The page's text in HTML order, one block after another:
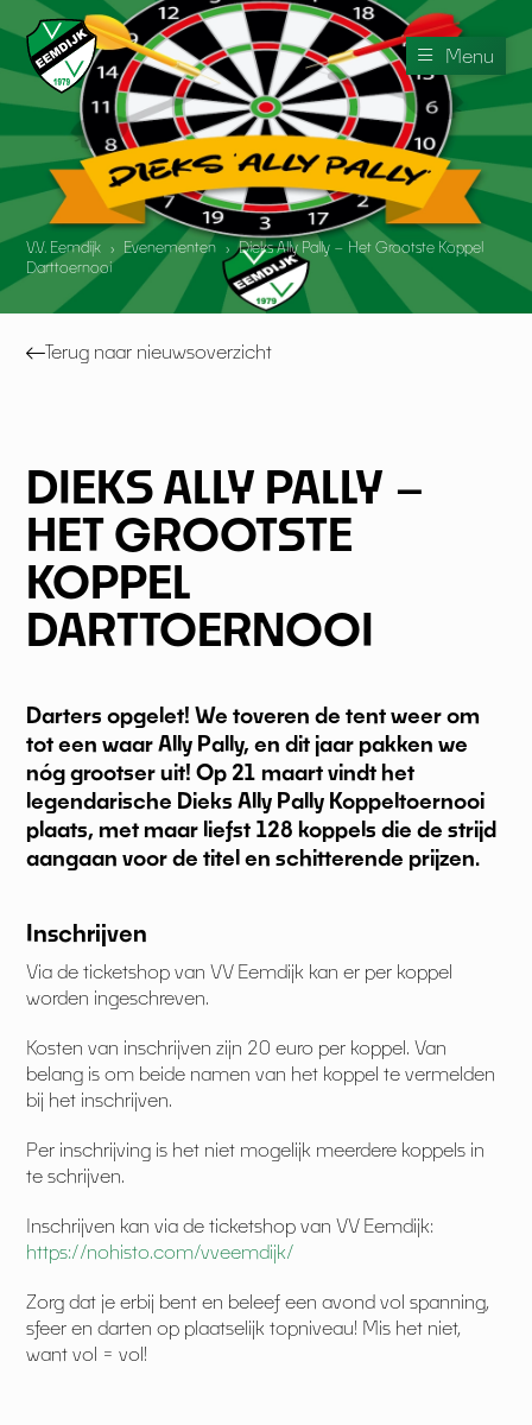
Menu
V.V. Eemdijk › Evenementen › Dieks Ally Pally – Het Grootste Koppel
Darttoernooi
Terug naar nieuwsoverzicht
DIEKS ALLY PALLY –
HET GROOTSTE
KOPPEL
DARTTOERNOOI
Darters opgelet! We toveren de tent weer om
tot een waar Ally Pally, en dit jaar pakken we
nóg grootser uit! Op 21 maart vindt het
legendarische Dieks Ally Pally Koppeltoernooi
plaats, met maar liefst 128 koppels die de strijd
aangaan voor de titel en schitterende prijzen.
Inschrijven
Via de ticketshop van VV Eemdijk kan er per koppel
worden ingeschreven.
Kosten van inschrijven zijn 20 euro per koppel. Van
belang is om beide namen van het koppel te vermelden
bij het inschrijven.
Per inschrijving is het niet mogelijk meerdere koppels in
te schrijven.
Inschrijven kan via de ticketshop van VV Eemdijk:
https://nohisto.com/vveemdijk/
Zorg dat je erbij bent en beleef een avond vol spanning,
sfeer en darten op plaatselijk topniveau! Mis het niet,
want vol = vol!